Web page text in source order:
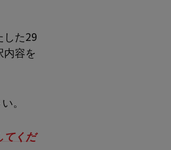
した29
内容を
。
てくだ